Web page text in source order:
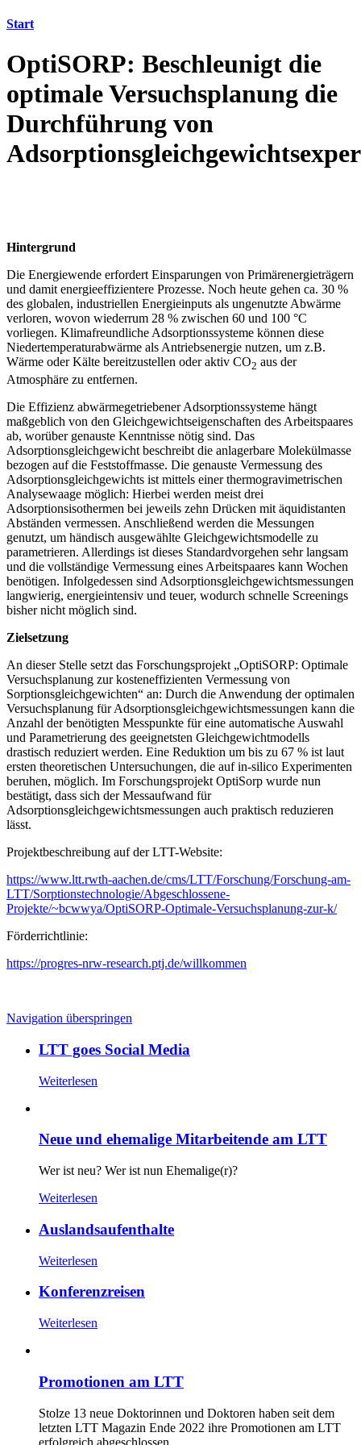
Start
OptiSORP: Beschleunigt die
optimale Versuchsplanung die
Durchführung von
Hintergrund
Die Energiewende erfordert Einsparungen von Primärenergieträgern
und damit energieeffizientere Prozesse. Noch heute gehen ca. 30 %
des globalen, industriellen Energieinputs als ungenutzte Abwärme
verloren, wovon wiederrum 28 % zwischen 60 und 100 °C
vorliegen. Klimafreundliche Adsorptionssysteme können diese
Niedertemperaturabwärme als Antriebsenergie nutzen, um z.B.
Wärme oder Kälte bereitzustellen oder aktiv CO2 aus der
Atmosphäre zu entfernen.
Die Effizienz abwärmegetriebener Adsorptionssysteme hängt
maßgeblich von den Gleichgewichtseigenschaften des Arbeitspaares
ab, worüber genauste Kenntnisse nötig sind. Das
Adsorptionsgleichgewicht beschreibt die anlagerbare Molekülmasse
bezogen auf die Feststoffmasse. Die genauste Vermessung des
Adsorptionsgleichgewichts ist mittels einer thermogravimetrischen
Analysewaage möglich: Hierbei werden meist drei
Adsorptionsisothermen bei jeweils zehn Drücken mit äquidistanten
Abständen vermessen. Anschließend werden die Messungen
genutzt, um händisch ausgewählte Gleichgewichtsmodelle zu
parametrieren. Allerdings ist dieses Standardvorgehen sehr langsam
und die vollständige Vermessung eines Arbeitspaares kann Wochen
benötigen. Infolgedessen sind Adsorptionsgleichgewichtsmessungen
langwierig, energieintensiv und teuer, wodurch schnelle Screenings
bisher nicht möglich sind.
Zielsetzung
An dieser Stelle setzt das Forschungsprojekt „OptiSORP: Optimale
Versuchsplanung zur kosteneffizienten Vermessung von
Sorptionsgleichgewichten“ an: Durch die Anwendung der optimalen
Versuchsplanung für Adsorptionsgleichgewichtsmessungen kann die
Anzahl der benötigten Messpunkte für eine automatische Auswahl
und Parametrierung des geeignetsten Gleichgewichtmodells
drastisch reduziert werden. Eine Reduktion um bis zu 67 % ist laut
ersten theoretischen Untersuchungen, die auf in-silico Experimenten
beruhen, möglich. Im Forschungsprojekt OptiSorp wurde nun
bestätigt, dass sich der Messaufwand für
Adsorptionsgleichgewichtsmessungen auch praktisch reduzieren
lässt.
Projektbeschreibung auf der LTT-Website:
https://www.ltt.rwth-aachen.de/cms/LTT/Forschung/Forschung-am-
LTT/Sorptionstechnologie/Abgeschlossene-
Projekte/~bcwwya/OptiSORP-Optimale-Versuchsplanung-zur-k/
Förderrichtlinie:
https://progres-nrw-research.ptj.de/willkommen
Navigation überspringen
LTT goes Social Media
Weiterlesen
Neue und ehemalige Mitarbeitende am LTT
Wer ist neu? Wer ist nun Ehemalige(r)?
Weiterlesen
Auslandsaufenthalte
Weiterlesen
Konferenzreisen
Weiterlesen
Promotionen am LTT
Stolze 13 neue Doktorinnen und Doktoren haben seit dem
letzten LTT Magazin Ende 2022 ihre Promotionen am LTT
erfolgreich abgeschlossen.